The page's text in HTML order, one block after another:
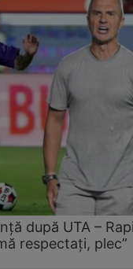
după UTA –
respectați, plec”